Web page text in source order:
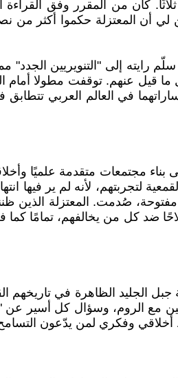
كان من المقرر وفق القراءة
لي أن المعتزلة حكموا أكثر
رايته إلى "التنويريين الجدد"
ما قيل عنهم. توقفت مطولا أمام
في العالم العربي تتطابق
مجتمعات متقدمة علميًا
لتجربتهم، لأنه لم ير فيها
صُدمت. المعتزلة الذين
ضد كل من يخالفهم، تمامًا كما
الجليد الظاهرة في تاريخهم
مع الروم، وسؤال كل أسير
أخلاقي وفكري لمن يدّعون